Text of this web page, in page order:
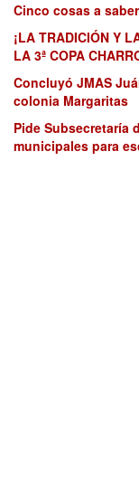
Cinco cosas a
¡LA TRADICIÓN Y
LA 3ª COPA
Concluyó JMAS
colonia Margaritas
Pide Subsecretaría
municipales para